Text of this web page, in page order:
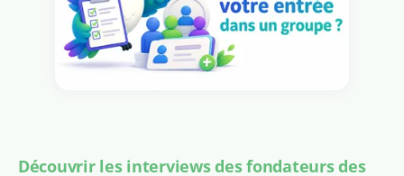
Découvrir les interviews des fondateurs des